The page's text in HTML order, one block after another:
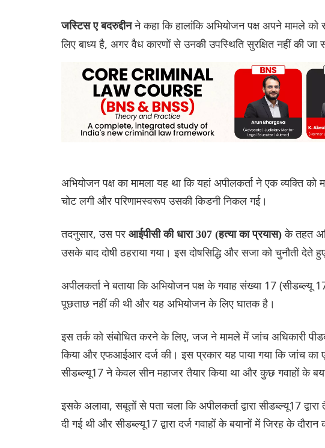
ज‌स्टिस ए बदरुद्दीनने कहा कि हालांकि अभियोजन पक्ष अपने मामले
लिए बाध्य है, अगर वैध कारणों से उनकी उपस्थिति सुरक्षित नहीं की
अभियोजन पक्ष का मामला यह था कि यहां अपीलकर्ता ने एक व्यक्ति
चोट लगी और परिणामस्वरूप उसकी किडनी निकल गई।
तदनुसार, उस पर आईपीसी की धारा 307 (हत्या का प्रयास)के तहत
उसके बाद दोषी ठहराया गया। इस दोषसिद्धि और सजा को चुनौती देते
अपीलकर्ता ने बताया कि अभियोजन पक्ष के गवाह संख्या 17
पूछताछ नहीं की थी और यह अभियोजन के लिए घातक है।
इस तर्क को संबोधित करने के लिए, जज ने मामले में जांच अधिकारी
किया और एफआईआर दर्ज की। इस प्रकार यह पाया गया कि जांच का
सीडब्ल्यू17 ने केवल सीन महाजर तैयार किया था और कुछ गवाहों के
इसके अलावा, सबूतों से पता चला कि अपीलकर्ता द्वारा सीडब्ल्यू17
दी गई थी और सीडब्ल्यू17 द्वारा दर्ज गवाहों के बयानों में जिरह के दौरान